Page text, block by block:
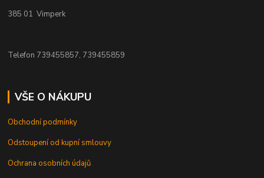
385 01 Vimperk
Telefon 739455857, 739455859
VŠE O NÁKUPU
Obchodní podmínky
Odstoupení od kupní smlouvy
Ochrana osobních údajů